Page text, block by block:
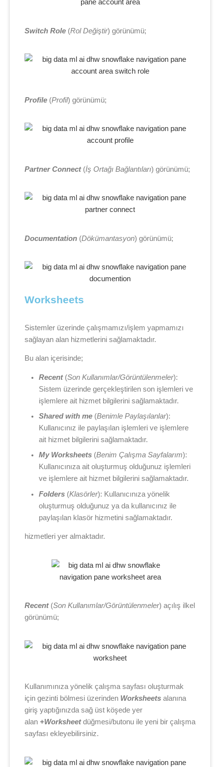
Switch Role (Rol Değiştir) görünümü;
Profile (Profil) görünümü;
Partner Connect(İş Ortağı Bağlantıları) görünümü;
Documentation (Dökümantasyon) görünümü;
Worksheets
Sistemler üzerinde çalışmamızı/işlem yapmamızı
sağlayan alan hizmetlerini sağlamaktadır.
Bu alan içerisinde;
Recent(Son Kullanımlar/Görüntülenmeler):
Sistem üzerinde gerçekleştirilen son işlemleri ve
işlemlere ait hizmet bilgilerini sağlamaktadır.
Shared with me (Benimle Paylaşılanlar):
Kullanıcınız ile paylaşılan işlemleri ve işlemlere
ait hizmet bilgilerini sağlamaktadır.
My Worksheets (Benim Çalışma Sayfalarım):
Kullanıcınıza ait oluşturmuş olduğunuz işlemleri
ve işlemlere ait hizmet bilgilerini sağlamaktadır.
Folders (Klasörler): Kullanıcınıza yönelik
oluşturmuş olduğunuz ya da kullanıcınız ile
paylaşılan klasör hizmetini sağlamaktadır.
hizmetleri yer almaktadır.
Recent(Son Kullanımlar/Görüntülenmeler) açılış ilkel
görünümü;
Kullanımınıza yönelik çalışma sayfası oluşturmak
için gezinti bölmesi üzerinden Worksheets alanına
giriş yaptığınızda sağ üst köşede yer
alan +Worksheetdüğmesi/butonu ile yeni bir çalışma
sayfası ekleyebilirsiniz.